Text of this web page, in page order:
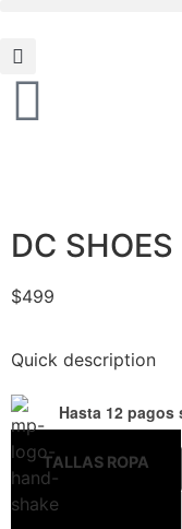
DC
$499
Quick description
Hasta 12 pagos
TALLAS ROPA